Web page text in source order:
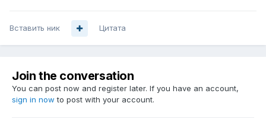
Вставить ник Цитата
Join the conversation
You can post now and register later. If you have an account,
sign in now to post with your account.